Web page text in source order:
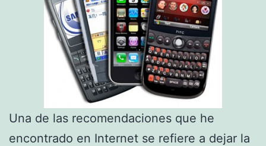
Una de las recomendaciones que he
encontrado en Internet se refiere a dejar la